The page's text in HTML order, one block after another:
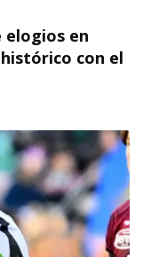
elogios en
con el